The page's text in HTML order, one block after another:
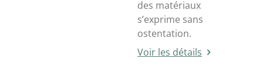
des matériaux
s’exprime sans
ostentation.
Voir les détails